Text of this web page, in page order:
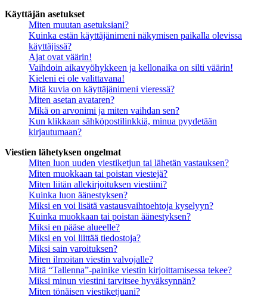
Käyttäjän asetukset
Miten muutan asetuksiani?
Kuinka estän käyttäjänimeni näkymisen paikalla olevissa
käyttäjissä?
Ajat ovat väärin!
Vaihdoin aikavyöhykkeen ja kellonaika on silti väärin!
Kieleni ei ole valittavana!
Mitä kuvia on käyttäjänimeni vieressä?
Miten asetan avataren?
Mikä on arvonimi ja miten vaihdan sen?
Kun klikkaan sähköpostilinkkiä, minua pyydetään
kirjautumaan?
Viestien lähetyksen ongelmat
Miten luon uuden viestiketjun tai lähetän vastauksen?
Miten muokkaan tai poistan viestejä?
Miten liitän allekirjoituksen viestiini?
Kuinka luon äänestyksen?
Miksi en voi lisätä vastausvaihtoehtoja kyselyyn?
Kuinka muokkaan tai poistan äänestyksen?
Miksi en pääse alueelle?
Miksi en voi liittää tiedostoja?
Miksi sain varoituksen?
Miten ilmoitan viestin valvojalle?
Mitä “Tallenna”-painike viestin kirjoittamisessa tekee?
Miksi minun viestini tarvitsee hyväksynnän?
Miten tönäisen viestiketjuani?